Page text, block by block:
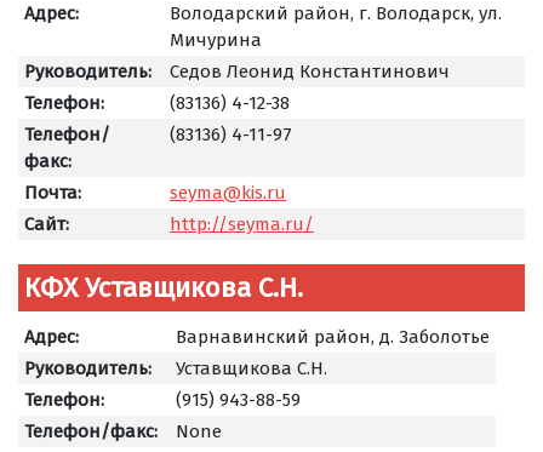
Адрес:
Володарский район, г. Володарск, ул.
Мичурина
Руководитель:
Седов Леонид Константинович
Телефон:
(83136) 4-12-38
Телефон/
факс:
(83136) 4-11-97
Почта:
seyma@kis.ru
Сайт:
http://seyma.ru/
КФХ Уставщикова С.Н.
Адрес:
Варнавинский район, д. Заболотье
Руководитель:
Уставщикова С.Н.
Телефон:
(915) 943-88-59
Телефон/факс:
None